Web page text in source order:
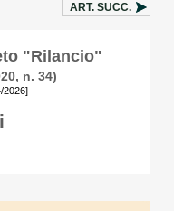
ART. SUCC.
"Rilancio"
n. 34)
2026]